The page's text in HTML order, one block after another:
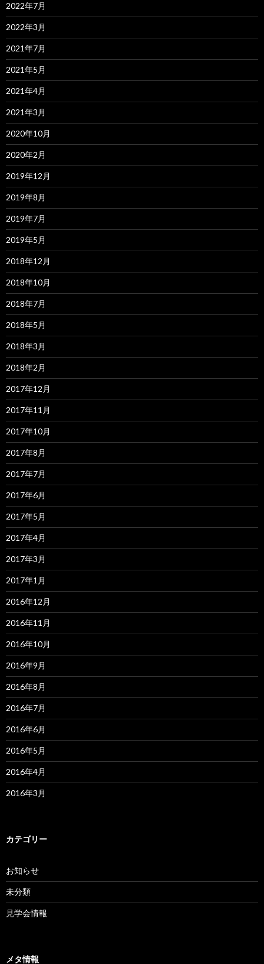
2022年7月
2022年3月
2021年7月
2021年5月
2021年4月
2021年3月
2020年10月
2020年2月
2019年12月
2019年8月
2019年7月
2019年5月
2018年12月
2018年10月
2018年7月
2018年5月
2018年3月
2018年2月
2017年12月
2017年11月
2017年10月
2017年8月
2017年7月
2017年6月
2017年5月
2017年4月
2017年3月
2017年1月
2016年12月
2016年11月
2016年10月
2016年9月
2016年8月
2016年7月
2016年6月
2016年5月
2016年4月
2016年3月
カテゴリー
お知らせ
未分類
見学会情報
メタ情報